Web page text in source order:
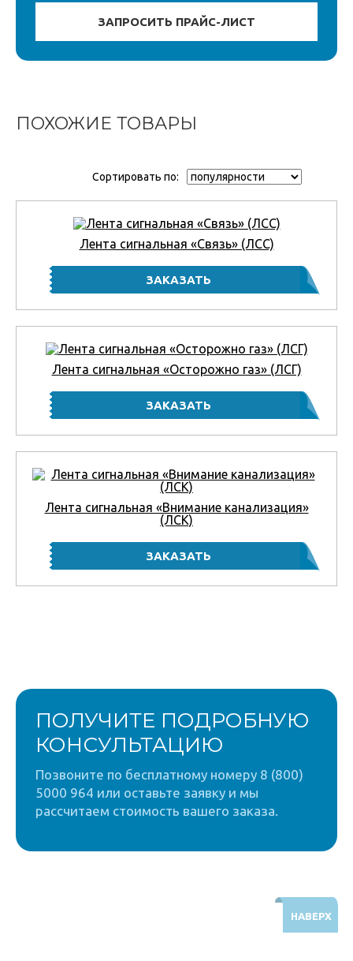
ПОХОЖИЕ ТОВАРЫ
Сортировать по:
Лента сигнальная «Связь» (ЛСС)
Лента сигнальная «Осторожно газ» (ЛСГ)
Лента сигнальная «Внимание канализация»
(ЛСК)
ПОЛУЧИТЕ ПОДРОБНУЮ
КОНСУЛЬТАЦИЮ
Позвоните по бесплатному номеру 8 (800)
5000 964 или оставьте заявку и мы
рассчитаем стоимость вашего заказа.
НАВЕРХ